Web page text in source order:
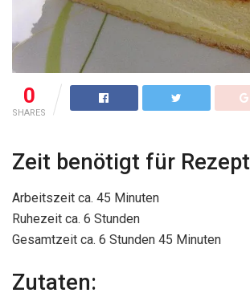
0
SHARES
Zeit benötigt für Rezept
Arbeitszeit ca. 45 Minuten
Ruhezeit ca. 6 Stunden
Gesamtzeit ca. 6 Stunden 45 Minuten
Zutaten: